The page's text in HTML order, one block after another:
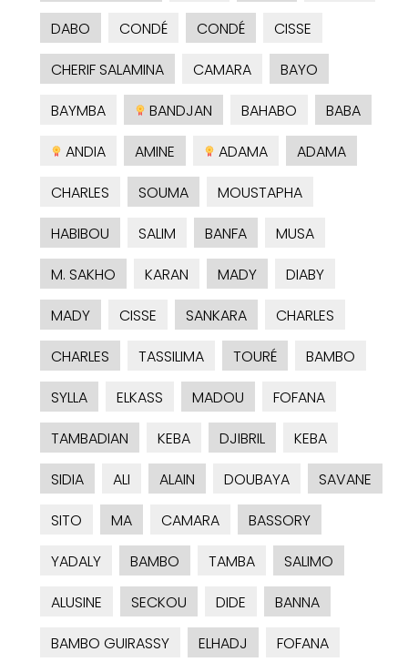
DABO CONDÉ CONDÉ
CISSE
CHERIF SALAMINA
CAMARA
BAYO
BAYMBA
BANDJAN BAHABO
BABA
ANDIA
AMINE ADAMA
ADAMA
CHARLES
SOUMA
MOUSTAPHA
HABIBOU
SALIM BANFA
MUSA
M. SAKHO
KARAN MADY
DIABY
MADY
CISSE SANKARA
CHARLES
CHARLES
TASSILIMA TOURÉ
BAMBO
SYLLA
ELKASS MADOU
FOFANA
TAMBADIAN
KEBA DJIBRIL
KEBA
SIDIA
ALI ALAIN DOUBAYA
SAVANE
SITO
MA CAMARA
BASSORY
YADALY
BAMBO TAMBA
SALIMO
ALUSINE
SECKOU DIDE
BANNA
BAMBO GUIRASSY
ELHADJ
FOFANA